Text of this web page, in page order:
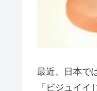
最近、日本で
「ビジュイ